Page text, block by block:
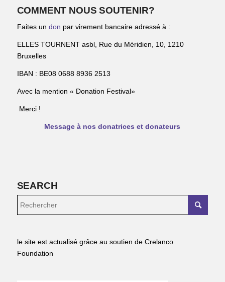
COMMENT NOUS SOUTENIR?
Faites un don par virement bancaire adressé à :
ELLES TOURNENT asbl, Rue du Méridien, 10, 1210
Bruxelles
IBAN : BE08 0688 8936 2513
Avec la mention « Donation Festival»
Merci !
Message à nos donatrices et donateurs
SEARCH
le site est actualisé grâce au soutien de Crelanco
Foundation